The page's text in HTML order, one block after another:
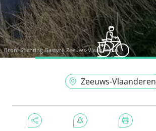
Bron:Stichting Gastvrij Zeeuws-Vlaanderen
Zeeuws-Vlaanderen